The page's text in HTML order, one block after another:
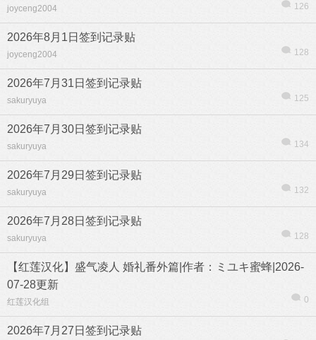
joyceng2004 126
2026年8月1日签到记录贴
joyceng2004 128
2026年7月31日签到记录贴
sakuryuya 125
2026年7月30日签到记录贴
sakuryuya 134
2026年7月29日签到记录贴
sakuryuya 132
2026年7月28日签到记录贴
sakuryuya 128
【红莲汉化】盛气凌人 婚礼番外篇|作者：ミユキ蜜蜂|2026-
07-28更新
红莲汉化组 0
2026年7月27日签到记录贴